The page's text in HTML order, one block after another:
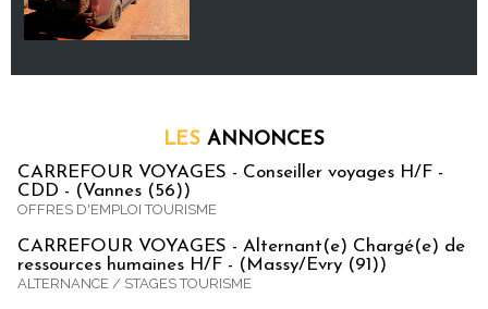
LES ANNONCES
CARREFOUR VOYAGES - Conseiller voyages H/F -
CDD - (Vannes (56))
OFFRES D'EMPLOI TOURISME
CARREFOUR VOYAGES - Alternant(e) Chargé(e) de
ressources humaines H/F - (Massy/Evry (91))
ALTERNANCE / STAGES TOURISME